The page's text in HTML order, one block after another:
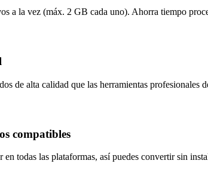
a la vez (máx. 2 GB cada uno). Ahorra tiempo
de alta calidad que las herramientas profesionales
compatibles
en todas las plataformas, así puedes convertir sin